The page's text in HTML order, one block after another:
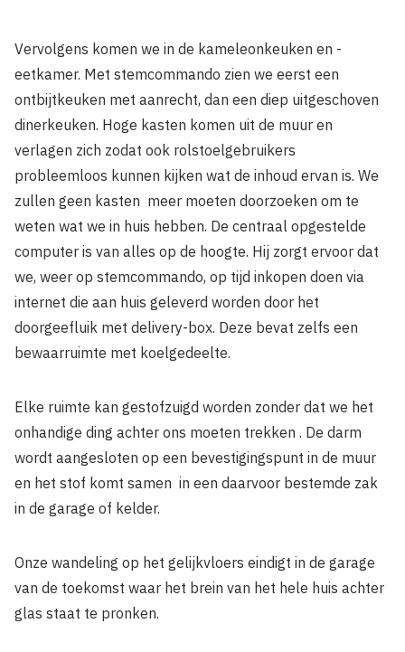
Vervolgens komen we in de kameleon­keuken en -
eetkamer. Met stemcommando zien we eerst een
ontbijtkeuken met aanrecht, dan een diep uitgeschoven
dinerkeuken. Hoge kasten komen uit de muur en
verlagen zich zodat ook rolstoelgebruikers
probleemloos kunnen kijken wat de inhoud ervan is. We
zullen geen kasten meer moeten doorzoeken om te
weten wat we in huis hebben. De centraal opgestelde
computer is van alles op de hoogte. Hij zorgt ervoor dat
we, weer op stemcommando, op tijd inkopen doen via
internet die aan huis geleverd worden door het
doorgeefluik met delivery-box. Deze bevat zelfs een
bewaarruimte met koelgedeelte.
Elke ruimte kan gestofzuigd worden zonder dat we het
onhandige ding achter ons moeten trekken . De darm
wordt aangesloten op een bevestigingspunt in de muur
en het stof komt samen in een daarvoor bestemde zak
in de garage of kelder.
Onze wandeling op het gelijkvloers eindigt in de garage
van de toekomst waar het brein van het hele huis achter
glas staat te pronken.